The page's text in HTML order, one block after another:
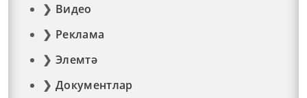
Видео
Реклама
Элемтә
Документлар